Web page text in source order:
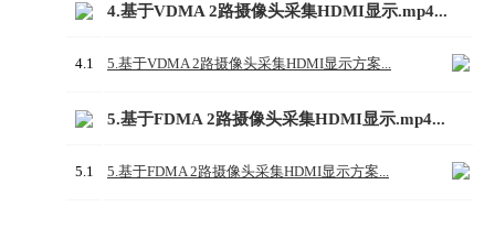
4.基于VDMA 2路摄像头采集HDMI显示.mp4...
4.1 5.基于VDMA 2路摄像头采集HDMI显示方案...
5.基于FDMA 2路摄像头采集HDMI显示.mp4...
5.1 5.基于FDMA 2路摄像头采集HDMI显示方案...